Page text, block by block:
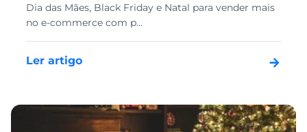
Dia das Mães, Black Friday e Natal para vender mais
no e-commerce com p...
Ler artigo